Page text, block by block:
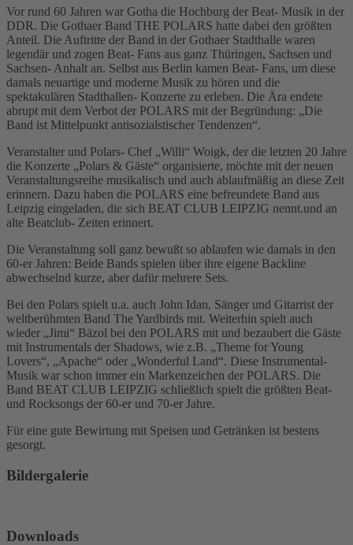
Vor rund 60 Jahren war Gotha die Hochburg der Beat- Musik in der
DDR. Die Gothaer Band THE POLARS hatte dabei den größten
Anteil. Die Auftritte der Band in der Gothaer Stadthalle waren
legendär und zogen Beat- Fans aus ganz Thüringen, Sachsen und
Sachsen- Anhalt an. Selbst aus Berlin kamen Beat- Fans, um diese
damals neuartige und moderne Musik zu hören und die
spektakulären Stadthallen- Konzerte zu erleben. Die Ära endete
abrupt mit dem Verbot der POLARS mit der Begründung: „Die
Band ist Mittelpunkt antisozialstischer Tendenzen“.
Veranstalter und Polars- Chef „Willi“ Woigk, der die letzten 20 Jahre
die Konzerte „Polars & Gäste“ organisierte, möchte mit der neuen
Veranstaltungsreihe musikalisch und auch ablaufmäßig an diese Zeit
erinnern. Dazu haben die POLARS eine befreundete Band aus
Leipzig eingeladen, die sich BEAT CLUB LEIPZIG nennt.und an
alte Beatclub- Zeiten erinnert.
Die Veranstaltung soll ganz bewußt so ablaufen wie damals in den
60-er Jahren: Beide Bands spielen über ihre eigene Backline
abwechselnd kurze, aber dafür mehrere Sets.
Bei den Polars spielt u.a. auch John Idan, Sänger und Gitarrist der
weltberühmten Band The Yardbirds mit. Weiterhin spielt auch
wieder „Jimi“ Bäzol bei den POLARS mit und bezaubert die Gäste
mit Instrumentals der Shadows, wie z.B. „Theme for Young
Lovers“, „Apache“ oder „Wonderful Land“. Diese Instrumental-
Musik war schon immer ein Markenzeichen der POLARS. Die
Band BEAT CLUB LEIPZIG schließlich spielt die größten Beat-
und Rocksongs der 60-er und 70-er Jahre.
Für eine gute Bewirtung mit Speisen und Getränken ist bestens
gesorgt.
Bildergalerie
Downloads